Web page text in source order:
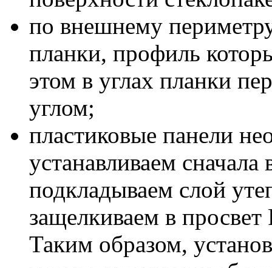
по внешнему
планки, профиль
этом в углах планки
углом;
пластиковые панели
устанавливаем
подкладываем слой
защелкиваем в
Таким образом,